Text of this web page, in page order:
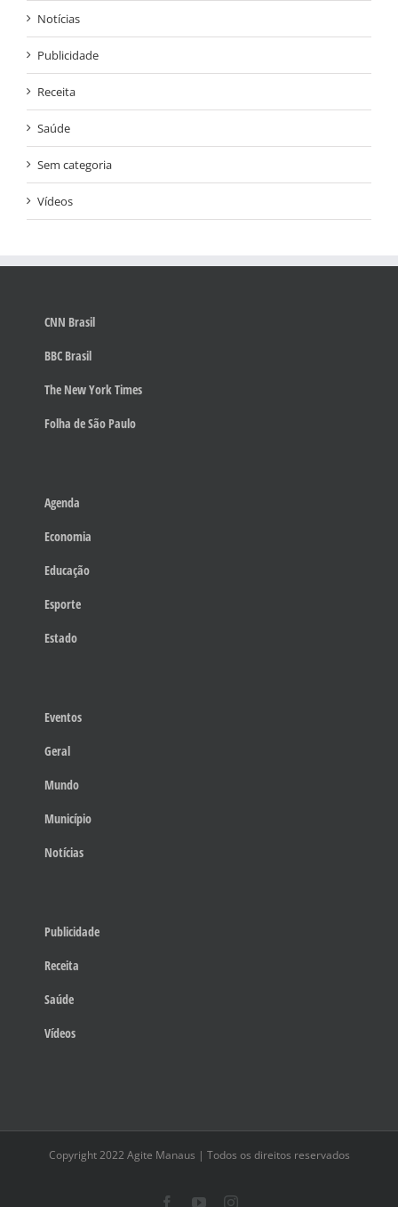
Notícias
Publicidade
Receita
Saúde
Sem categoria
Vídeos
CNN Brasil
BBC Brasil
The New York Times
Folha de São Paulo
Agenda
Economia
Educação
Esporte
Estado
Eventos
Geral
Mundo
Município
Notícias
Publicidade
Receita
Saúde
Vídeos
Copyright 2022 Agite Manaus | Todos os direitos reservados
FacebookYouTubeInstagram